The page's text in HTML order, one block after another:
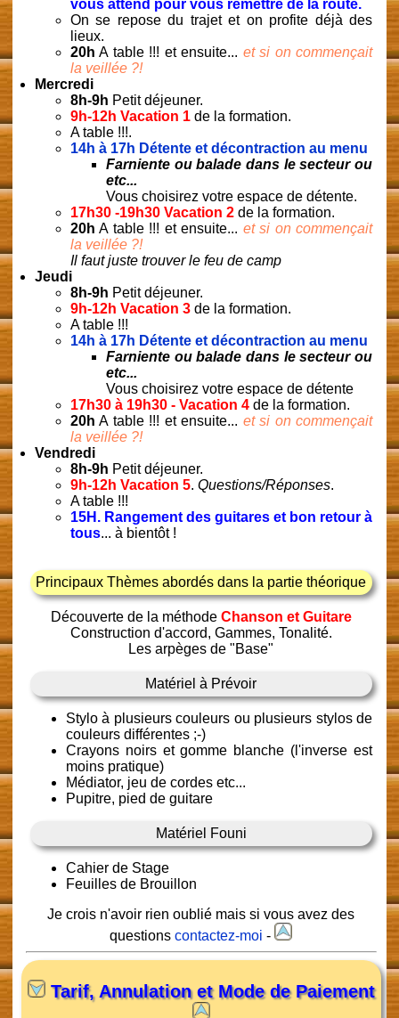
vous attend pour vous remettre de la route.
On se repose du trajet et on profite déjà des
lieux.
20h A table !!! et ensuite... et si on commençait
la veillée ?!
Mercredi
8h-9h Petit déjeuner.
9h-12h Vacation 1de la formation.
A table !!!.
14h à 17h Détente et décontraction au menu
Farniente ou balade dans le secteur ou
etc...
Vous choisirez votre espace de détente.
17h30 -19h30 Vacation 2de la formation.
20h A table !!! et ensuite... et si on commençait
la veillée ?!
Il faut juste trouver le feu de camp
Jeudi
8h-9h Petit déjeuner.
9h-12h Vacation 3de la formation.
A table !!!
14h à 17h Détente et décontraction au menu
Farniente ou balade dans le secteur ou
etc...
Vous choisirez votre espace de détente
17h30 à 19h30 - Vacation 4de la formation.
20h A table !!! et ensuite... et si on commençait
la veillée ?!
Vendredi
8h-9h Petit déjeuner.
9h-12h Vacation 5. Questions/Réponses.
A table !!!
15H. Rangement des guitares et bon retour à
tous... à bientôt !
Principaux Thèmes abordés dans la partie théorique
Découverte de la méthode Chanson et Guitare
Construction d'accord, Gammes, Tonalité.
Les arpèges de "Base"
Matériel à Prévoir
Stylo à plusieurs couleurs ou plusieurs stylos de
couleurs différentes ;-)
Crayons noirs et gomme blanche (l'inverse est
moins pratique)
Médiator, jeu de cordes etc...
Pupitre, pied de guitare
Matériel Founi
Cahier de Stage
Feuilles de Brouillon
Je crois n'avoir rien oublié mais si vous avez des
questionscontactez-moi -
Tarif, Annulation et Mode de Paiement